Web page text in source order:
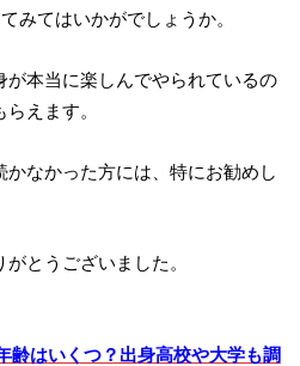
みてはいかがでしょうか。
が本当に楽しんでやられているの
えます。
なかった方には、特にお勧めし
とうございました。
齢はいくつ？出身高校や大学も調